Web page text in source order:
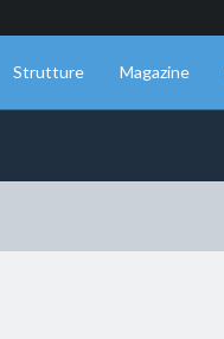
Strutture Magazine